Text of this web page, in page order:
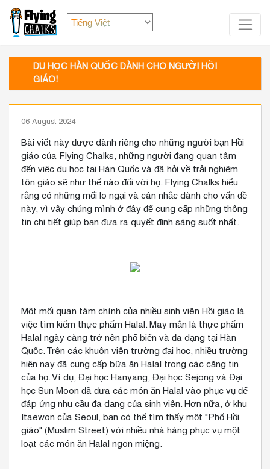
DU HỌC HÀN QUỐC DÀNH CHO NGƯỜI HỒI
GIÁO!
06 August 2024
Bài viết này được dành riêng cho những người bạn Hồi
giáo của Flying Chalks, những người đang quan tâm
đến việc du học tại Hàn Quốc và đã hỏi về trải nghiệm
tôn giáo sẽ như thế nào đối với họ. Flying Chalks hiểu
rằng có những mối lo ngại và cân nhắc dành cho vấn đề
này, vì vậy chúng mình ở đây để cung cấp những thông
tin chi tiết giúp bạn đưa ra quyết định sáng suốt nhất.
Một mối quan tâm chính của nhiều sinh viên Hồi giáo là
việc tìm kiếm thực phẩm Halal. May mắn là thực phẩm
Halal ngày càng trở nên phổ biến và đa dạng tại Hàn
Quốc. Trên các khuôn viên trường đại học, nhiều trường
hiện nay đã cung cấp bữa ăn Halal trong các căng tin
của họ. Ví dụ, Đại học Hanyang, Đại học Sejong và Đại
học Sun Moon đã đưa các món ăn Halal vào phục vụ để
đáp ứng nhu cầu đa dạng của sinh viên. Hơn nữa, ở khu
Itaewon của Seoul, bạn có thể tìm thấy một "Phố Hồi
giáo" (Muslim Street) với nhiều nhà hàng phục vụ một
loạt các món ăn Halal ngon miệng.